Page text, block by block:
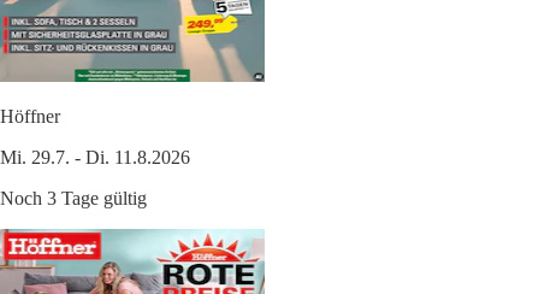
Höffner
Mi. 29.7. - Di. 11.8.2026
Noch 3 Tage gültig